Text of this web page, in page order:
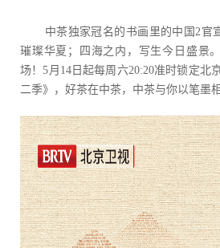
中茶独家冠名的书画里的中国2官
璀璨华夏；四海之内，写生今日盛景
场！5月14日起每周六20:20准时锁定北
二季》，好茶在中茶，中茶与你以笔墨